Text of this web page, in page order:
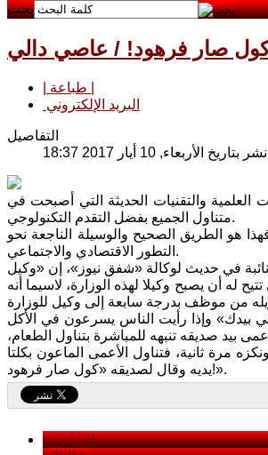
بحث
صار فرهود! / عاصي دالي
البريد الإلكتروني
التفاصيل
نشر بتاريخ الأربعاء, 10 أيار 2017 18:37
العلمية والتقنيات الحديثة التي أصبحت في
متناول الجميع بفضل التقدم التكنولوجي.
هو الطريق الصحيح والوسيلة الناجعة نحو
التطور الاقتصادي والاجتماعي.
في حديث لوكالة «شفق نيوز»، إن «وكيل
له أن يصبح وكيلا لهذه الوزارة، لاسيما أنه
بيدك» وإذا رأيت الناس يسرعون في الأكل
بيد صديقه تنبهه للمباشرة بتناول الطعام،
مرة ثانية، فتناول الأعمى الماعون بكلتا
يديه وقال لصديقه «كول صار فرهود!».
< السابق